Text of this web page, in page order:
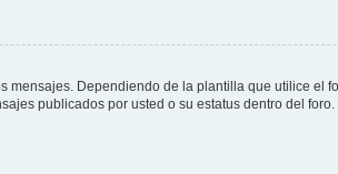
Dependiendo de la plantilla que utilice el
publicados por usted o su estatus dentro del